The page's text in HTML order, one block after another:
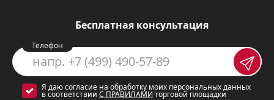
Газ-контроль
духового шкафа – это гарантия
безопасности, особенно если в
доме есть маленькие дети или
пожилые люди.
Бесплатная консультация
Телефон
Я даю согласие на обработку моих персональных данных
в соответствии С ПРАВИЛАМИ торговой площадки